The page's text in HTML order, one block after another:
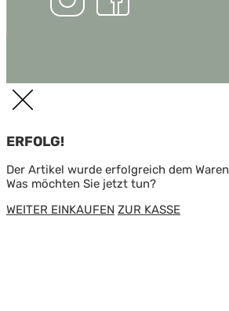
ERFOLG!
Der Artikel wurde erfolgreich dem
Was möchten Sie jetzt tun?
WEITER EINKAUFEN ZUR KASSE